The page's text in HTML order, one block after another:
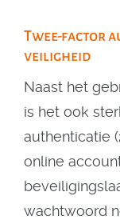
Twee-factor
veiligheid
Naast het
is het ook
authenticatie
online
wachtwoord